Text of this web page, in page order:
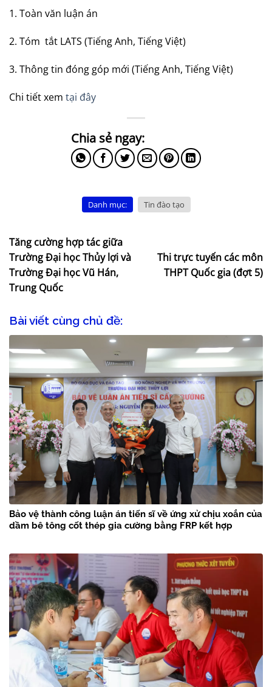
1. Toàn văn luận án
2. Tóm tắt LATS (Tiếng Anh, Tiếng Việt)
3. Thông tin đóng góp mới (Tiếng Anh, Tiếng Việt)
Chi tiết xem tại đây
Danh mục: Tin đào tạo
Tăng cường hợp tác giữa
Trường Đại học Thủy lợi và
Trường Đại học Vũ Hán,
Trung Quốc
Thi trực tuyến các môn
THPT Quốc gia (đợt 5)
Bài viết cùng chủ đề:
Bảo vệ thành công luận án tiến sĩ về ứng xử chịu xoắn của
dầm bê tông cốt thép gia cường bằng FRP kết hợp